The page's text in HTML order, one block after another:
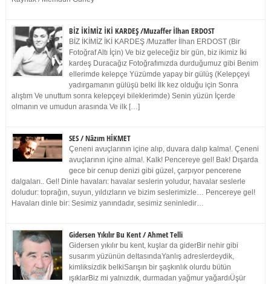
BİZ İKİMİZ İKİ KARDEŞ /Muzaffer İlhan ERDOST
BİZ İKİMİZ İKİ KARDEŞ /Muzaffer İlhan ERDOST (Bir
Fotoğraf Altı İçin) Ve biz geleceğiz bir gün, biz ikimiz İki
kardeş Duracağız Fotoğrafımızda durduğumuz gibi Benim
ellerimde kelepçe Yüzümde yapay bir gülüş (Kelepçeyi
yadırgamanın gülüşü belki İlk kez olduğu için Sonra
alıştım Ve unuttum sonra kelepçeyi bileklerimde) Senin yüzün İçerde
olmanın ve umudun arasında Ve ilk […]
SES / Nâzım HİKMET
Çeneni avuçlarının içine alıp, duvara dalıp kalma!. Çeneni
avuçlarının içine alma!. Kalk! Pencereye gel! Bak! Dışarda
gece bir cenup denizi gibi güzel, çarpıyor pencerene
dalgaları.. Gel! Dinle havaları: havalar seslerin yoludur, havalar seslerle
doludur: toprağın, suyun, yıldızların ve bizim seslerimizle… Pencereye gel!
Havaları dinle bir: Sesimiz yanındadır, sesimiz seninledir…
Gidersen Yıkılır Bu Kent / Ahmet Telli
Gidersen yıkılır bu kent, kuşlar da giderBir nehir gibi
susarım yüzünün deltasındaYanlış adreslerdeydik,
kimliksizdik belkiSarışın bir şaşkınlık olurdu bütün
ışıklarBiz mi yalnızdık, durmadan yağmur yağardıÜşür